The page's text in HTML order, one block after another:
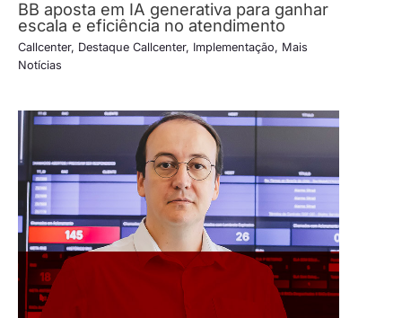
BB aposta em IA generativa para ganhar
escala e eficiência no atendimento
Callcenter, Destaque Callcenter, Implementação, Mais
Notícias